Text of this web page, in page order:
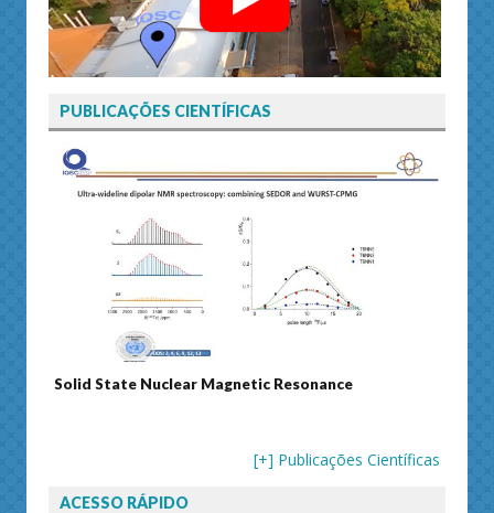
PUBLICAÇÕES CIENTÍFICAS
Solid State Nuclear Magnetic Resonance
[+] Publicações Científicas
ACESSO RÁPIDO